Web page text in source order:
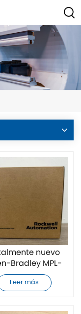
nuevo
Bradley MPL-
HK74AA
servomotor
Leer más